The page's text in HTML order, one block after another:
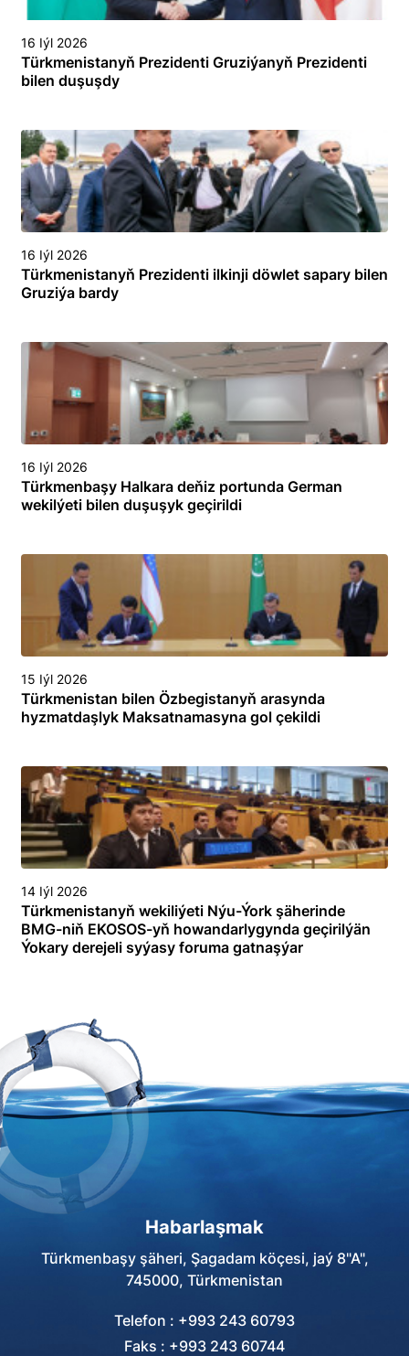
16 Iýl 2026
Türkmenistanyň Prezidenti Gruziýanyň Prezidenti
bilen duşuşdy
16 Iýl 2026
Türkmenistanyň Prezidenti ilkinji döwlet sapary bilen
Gruziýa bardy
16 Iýl 2026
Türkmenbaşy Halkara deňiz portunda German
wekilýeti bilen duşuşyk geçirildi
15 Iýl 2026
Türkmenistan bilen Özbegistanyň arasynda
hyzmatdaşlyk Maksatnamasyna gol çekildi
14 Iýl 2026
Türkmenistanyň wekiliýeti Nýu-Ýork şäherinde
BMG-niň EKOSOS-yň howandarlygynda geçirilýän
Ýokary derejeli syýasy foruma gatnaşýar
Habarlaşmak
Türkmenbaşy şäheri, Şagadam köçesi, jaý 8"A",
745000, Türkmenistan
Telefon : +993 243 60793
Faks : +993 243 60744